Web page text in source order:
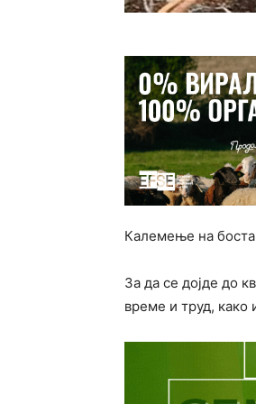
Калемење на
За да се дојде до
време и труд, како